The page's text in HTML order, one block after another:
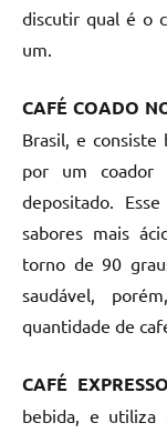
discutir qual é o
um.
CAFÉ COADO
Brasil, e consiste
por um
depositado.
sabores mais
torno de 90
saudável,
quantidade de
CAFÉ EXPRESSO
bebida, e utiliza